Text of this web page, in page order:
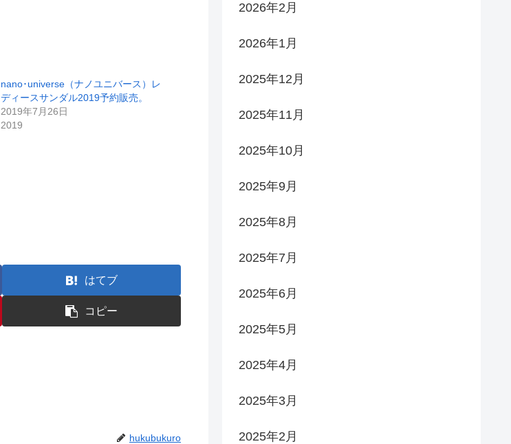
nano･universe（ナノユニバース）レ
ディースサンダル2019予約販売。
2019年7月26日
2019
はてブ
コピー
hukubukuro
2026年2月
2026年1月
2025年12月
2025年11月
2025年10月
2025年9月
2025年8月
2025年7月
2025年6月
2025年5月
2025年4月
2025年3月
2025年2月